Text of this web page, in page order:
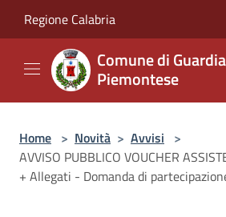
Regione Calabria
Comune di Guardia
Piemontese
Home > Novità > Avvisi >
AVVISO PUBBLICO VOUCHER
+ Allegati - Domanda di